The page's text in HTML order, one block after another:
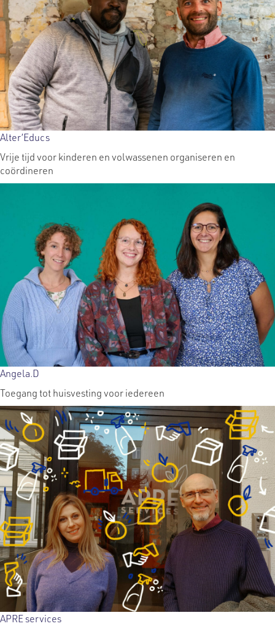
Alter’Educs
Vrije tijd voor kinderen en volwassenen organiseren en
coördineren
Angela.D
Toegang tot huisvesting voor iedereen
APRE services